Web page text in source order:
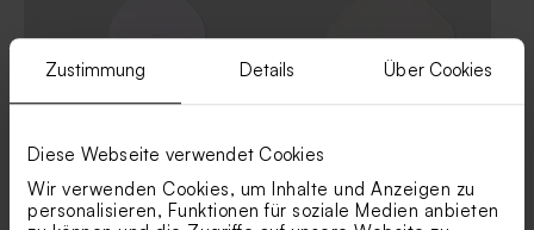
Zustimmung Details Über Cookies
Diese Webseite verwendet Cookies
Wir verwenden Cookies, um Inhalte und Anzeigen zu
personalisieren, Funktionen für soziale Medien anbieten
Weißer quadratischer
Umschlag
Umschlag in Weiß